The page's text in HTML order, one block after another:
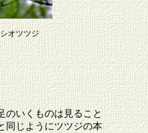
オツツジ
のいくものは見ること
同じようにツツジの本